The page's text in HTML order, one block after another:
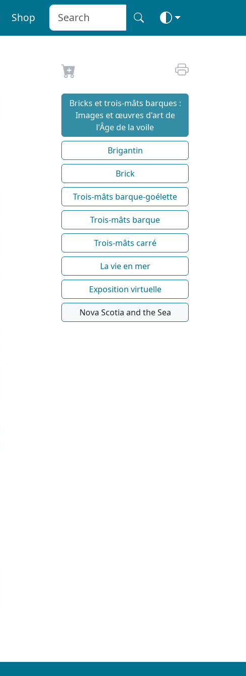
Shop
Bricks et trois-mâts barques :
Images et œuvres d'art de
l'Âge de la voile
Brigantin
Brick
Trois-mâts barque-goélette
Trois-mâts barque
Trois-mâts carré
La vie en mer
Exposition virtuelle
Nova Scotia and the Sea